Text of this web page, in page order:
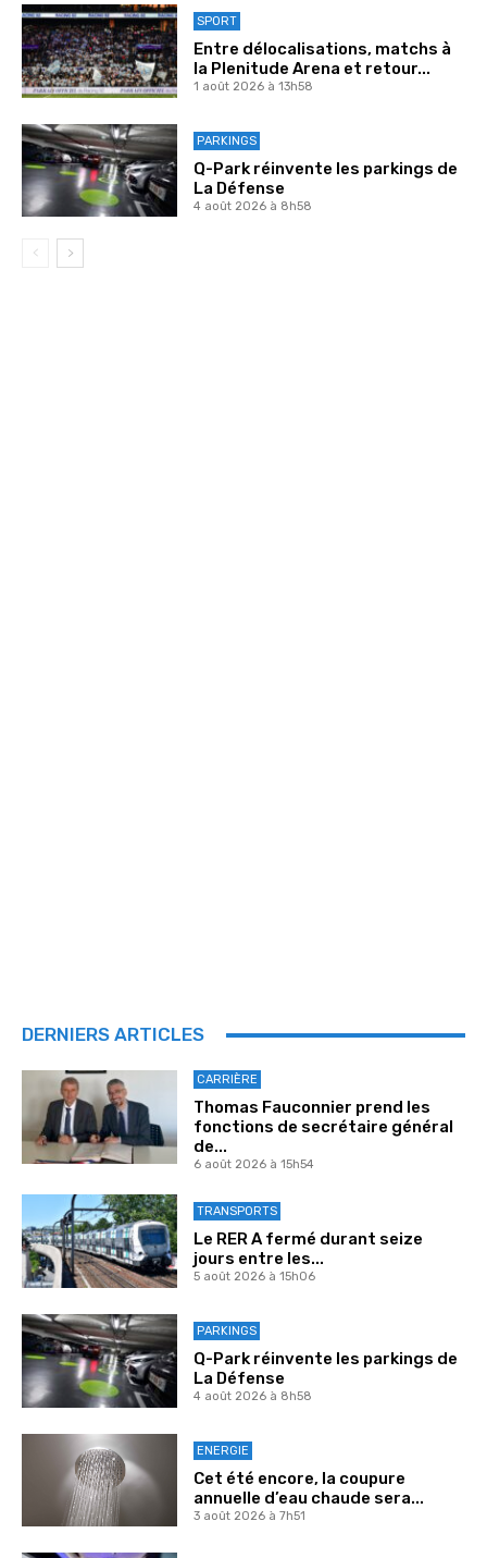
SPORT
Entre délocalisations, matchs à
la Plenitude Arena et retour...
1 août 2026 à 13h58
PARKINGS
Q-Park réinvente les parkings de
La Défense
4 août 2026 à 8h58
DERNIERS ARTICLES
CARRIÈRE
Thomas Fauconnier prend les
fonctions de secrétaire général
de...
6 août 2026 à 15h54
TRANSPORTS
Le RER A fermé durant seize
jours entre les...
5 août 2026 à 15h06
PARKINGS
Q-Park réinvente les parkings de
La Défense
4 août 2026 à 8h58
ENERGIE
Cet été encore, la coupure
annuelle d’eau chaude sera...
3 août 2026 à 7h51